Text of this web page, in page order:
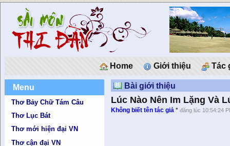
Home Giới thiệu Tác
Menu
Thơ Bảy Chữ Tám Câu
Thơ Lục Bát
Thơ mới hiện đại VN
Thơ cận đại VN
Bài giới thiệu
Lúc Nào Nên Im Lặng Và
Không biết tên tác giả *đăng lúc 10:54:24